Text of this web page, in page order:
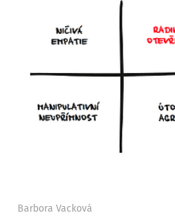
Barbora Vacková